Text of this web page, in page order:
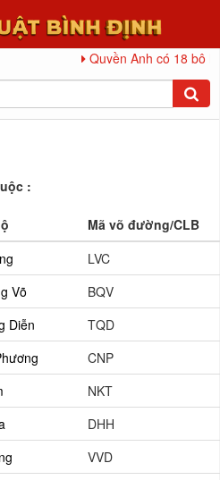
Quyền Anh có 18 bộ
:
Mã võ đường/CLB
LVC
Võ
BQV
Diễn
TQD
CNP
NKT
DHH
VVD